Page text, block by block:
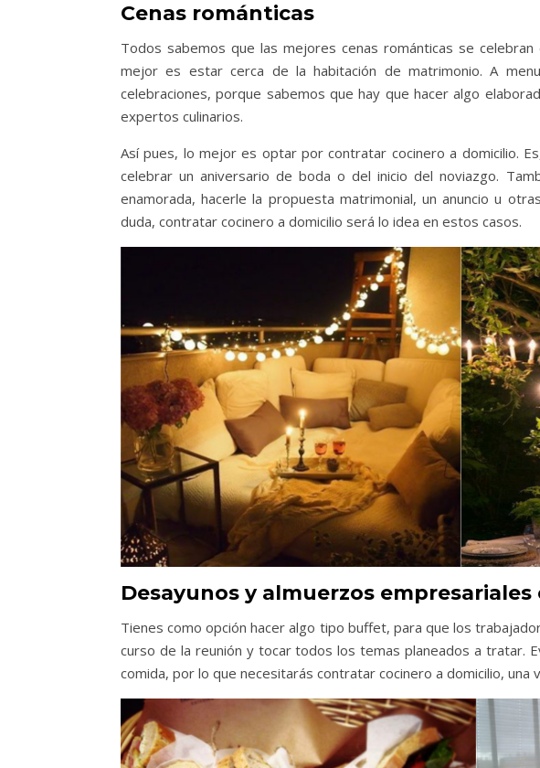
Cenas románticas
Todos sabemos que las mejores cenas románticas se
mejor es estar cerca de la habitación de matrimonio. A
celebraciones, porque sabemos que hay que hacer algo
expertos culinarios.
Así pues, lo mejor es optar por contratar cocinero a domicilio.
celebrar un aniversario de boda o del inicio del noviazgo.
enamorada, hacerle la propuesta matrimonial, un anuncio u
duda, contratar cocinero a domicilio será lo idea en estos casos.
Desayunos y almuerzos
Tienes como opción hacer algo tipo buffet, para que los
curso de la reunión y tocar todos los temas planeados a tratar.
comida, por lo que necesitarás contratar cocinero a domicilio, una